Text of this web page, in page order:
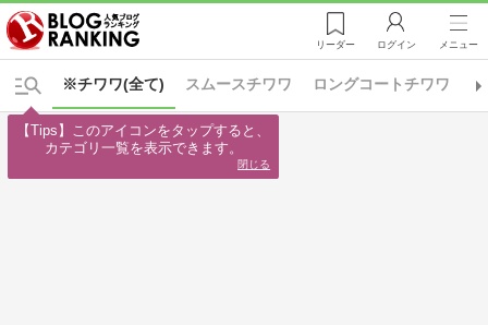
リーダー ログイン メニュー
※チワワ(全て) ※
スムースチワワ ロングコートチワワ
【Tips】このアイコンをタップすると、
カテゴリ一覧を表示できます。
閉じる